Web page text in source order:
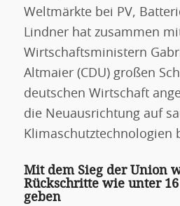
Weltmärkte bei PV,
Lindner hat zusammen
Wirtschaftsministern
Altmaier (CDU) großen
deutschen Wirtschaft
die Neuausrichtung auf
Klimaschutztechnologien
Mit dem Sieg der Union
Rückschritte wie unter
geben